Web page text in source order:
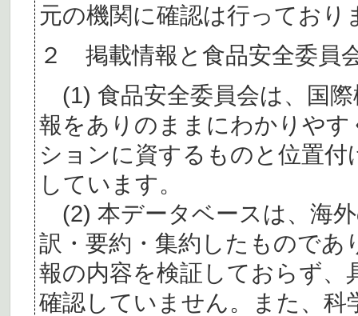
元の機関に確認は行っており
２ 掲載情報と食品安全委員
(1) 食品安全委員会は、国
報をありのままにわかりや
ションに資するものと位置
しています。
(2) 本データベースは、海
訳・要約・集約したものであ
報の内容を検証しておらず、
確認していません。また、